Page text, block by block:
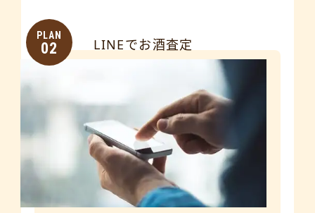
PLAN
02 LINEでお酒査定